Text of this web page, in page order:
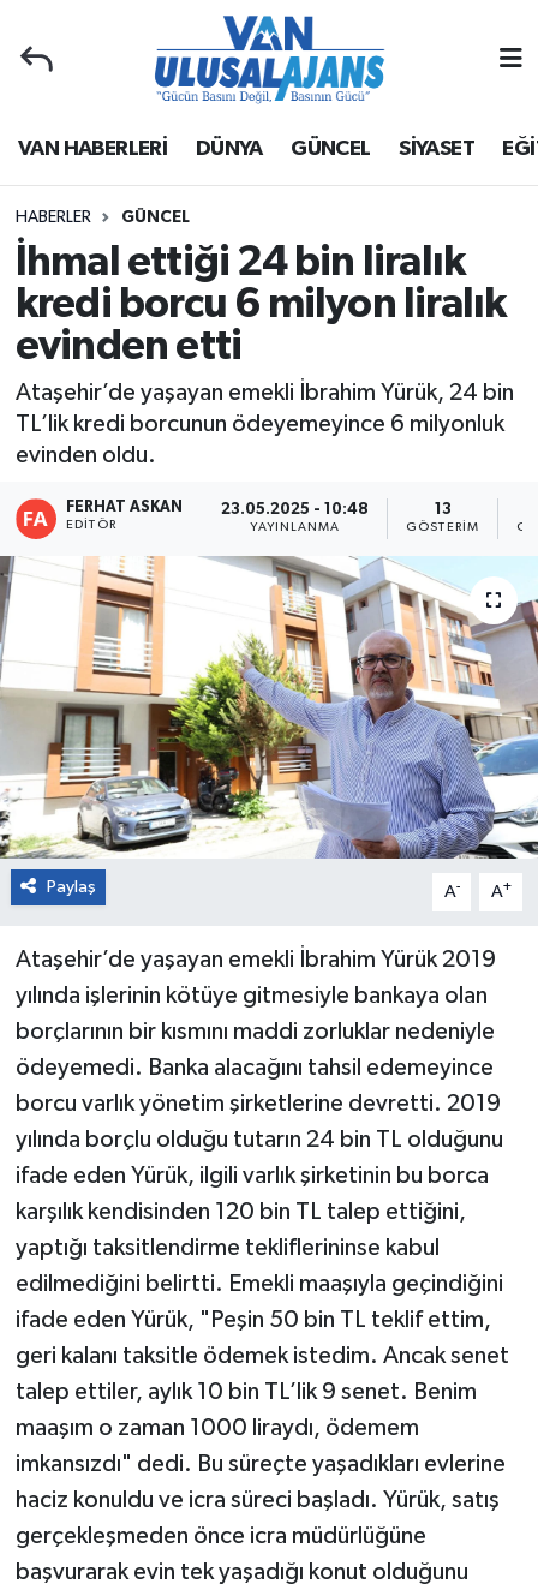
VAN HABERLERİ DÜNYA GÜNCEL SİYASET
HABERLER GÜNCEL
İhmal ettiği 24 bin liralık
kredi borcu 6 milyon liralık
evinden etti
Ataşehir’de yaşayan emekli İbrahim Yürük, 24 bin
TL’lik kredi borcunun ödeyemeyince 6 milyonluk
evinden oldu.
FERHAT ASKAN
EDITÖR
23.05.2025 - 10:48
YAYINLANMA
13
GÖSTERIM
Paylaş A- A+
Ataşehir’de yaşayan emekli İbrahim Yürük 2019
yılında işlerinin kötüye gitmesiyle bankaya olan
borçlarının bir kısmını maddi zorluklar nedeniyle
ödeyemedi. Banka alacağını tahsil edemeyince
borcu varlık yönetim şirketlerine devretti. 2019
yılında borçlu olduğu tutarın 24 bin TL olduğunu
ifade eden Yürük, ilgili varlık şirketinin bu borca
karşılık kendisinden 120 bin TL talep ettiğini,
yaptığı taksitlendirme tekliflerininse kabul
edilmediğini belirtti. Emekli maaşıyla geçindiğini
ifade eden Yürük, "Peşin 50 bin TL teklif ettim,
geri kalanı taksitle ödemek istedim. Ancak senet
talep ettiler, aylık 10 bin TL’lik 9 senet. Benim
maaşım o zaman 1000 liraydı, ödemem
imkansızdı" dedi. Bu süreçte yaşadıkları evlerine
haciz konuldu ve icra süreci başladı. Yürük, satış
gerçekleşmeden önce icra müdürlüğüne
başvurarak evin tek yaşadığı konut olduğunu
Van Nöbetçi Eczaneler
Van Hava Durumu
Van Namaz Vakitleri
Van Trafik Yoğunluk Haritası
Süper Lig Puan Durumu ve Fikstür
Tüm Manşetler
Son Dakika Haberleri
Haber Arşivi